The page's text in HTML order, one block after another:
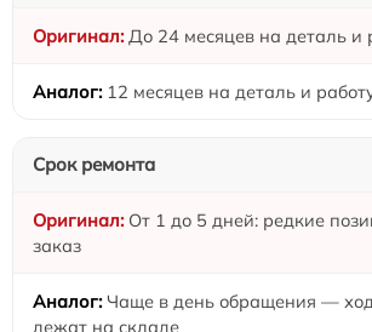
До 24 месяцев на деталь и
12 месяцев на деталь и
Срок ремонта
От 1 до 5 дней: редкие
заказ
Чаще в день обращения —
лежат на складе